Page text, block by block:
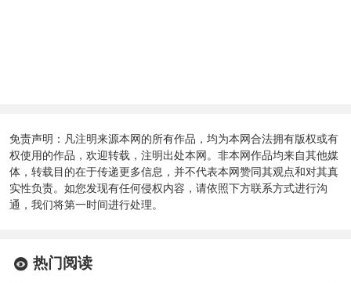
免责声明：凡注明来源本网的所有作品，均为本网合法拥有版权或有
权使用的作品，欢迎转载，注明出处本网。非本网作品均来自其他媒
体，转载目的在于传递更多信息，并不代表本网赞同其观点和对其真
实性负责。如您发现有任何侵权内容，请依照下方联系方式进行沟
通，我们将第一时间进行处理。
热门阅读